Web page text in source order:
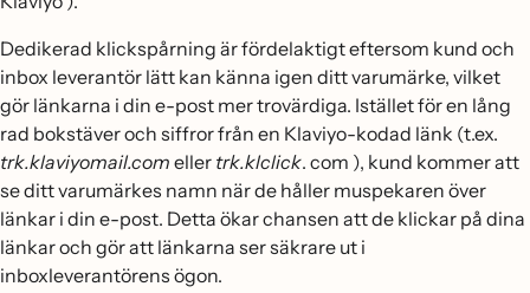
Dedikerad klickspårning är fördelaktigt eftersom kund och
inbox leverantör lätt kan känna igen ditt varumärke, vilket
gör länkarna i din e-post mer trovärdiga. Istället för en lång
rad bokstäver och siffror från en Klaviyo-kodad länk (t.ex.
trk.klaviyomail.com eller trk.klclick. com ), kund kommer att
se ditt varumärkes namn när de håller muspekaren över
länkar i din e-post. Detta ökar chansen att de klickar på dina
länkar och gör att länkarna ser säkrare ut i
inboxleverantörens ögon.